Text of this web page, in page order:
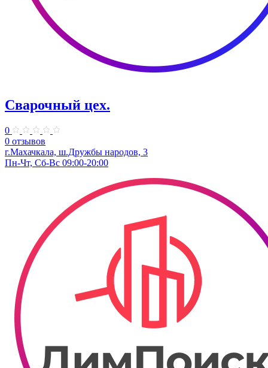
Сварочный цех.
0
0 отзывов
г.Махачкала, ​ш.Дружбы народов, 3
Пн-Чт, Сб-Вс 09:00-20:00